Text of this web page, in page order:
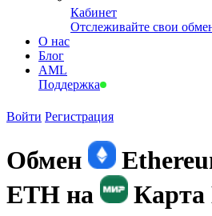
Кабинет
Отслеживайте свои
О нас
Блог
AML
Поддержка
Войти Регистрация
Обмен
ETH на